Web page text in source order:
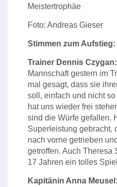
Meistertrophäe
Foto: Andreas Gieser
Stimmen zum Aufstieg:
Trainer Dennis Czygan:
Mannschaft gestern im
mal gesagt, dass sie
soll, einfach und nicht
hat uns wieder frei
sind die Würfe gefallen.
Superleistung gebracht,
nach vorne getrieben
getroffen. Auch Theresa
17 Jahren ein tolles
Kapitänin Anna Meusel: